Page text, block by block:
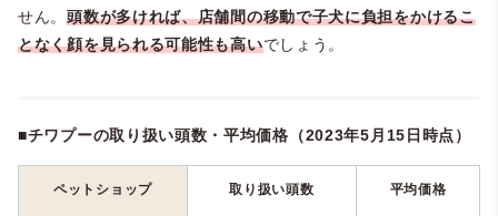
せん。頭数が多ければ、店舗間の移動で子犬に負担をかけるこ
となく顔を見られる可能性も高いでしょう。
■チワプーの取り扱い頭数・平均価格（2023年5月15日時点）
ペットショップ 取り扱い頭数 平均価格